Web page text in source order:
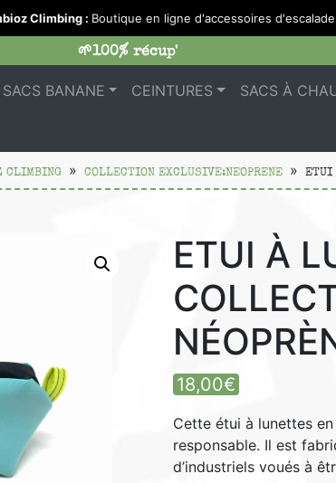
Climbing :Boutique en ligne d'accessoires d'escalade
🌱100% récup'
SACS BANANE CEINTURES SACS À
CLIMBING COLLECTION EXCLUSIVE:NEOPRENE ETUI
ETUI À
18,00€
Cette étui à lunettes
responsable. Il est
d’industriels voués à